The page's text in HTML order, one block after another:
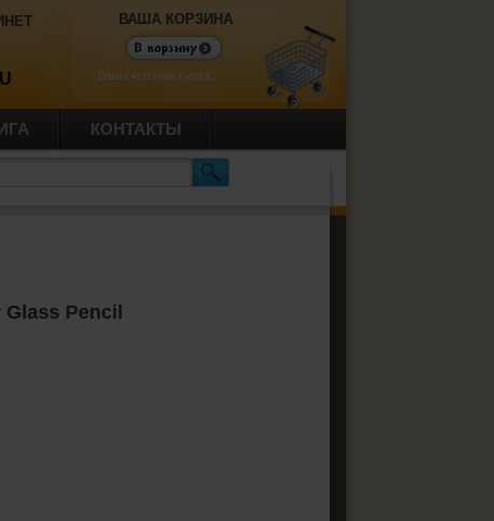
ВАША КОРЗИНА
Ваша корзина пуста.
КОНТАКТЫ
Pencil